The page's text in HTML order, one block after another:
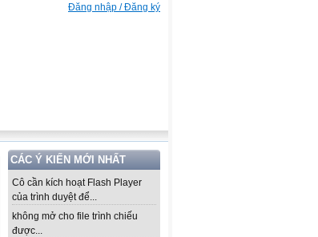
Đăng nhập / Đăng ký
CÁC Ý KIẾN MỚI NHẤT
Cô cần kích hoạt Flash Player
của trình duyệt để...
không mở cho file trình chiếu
được...